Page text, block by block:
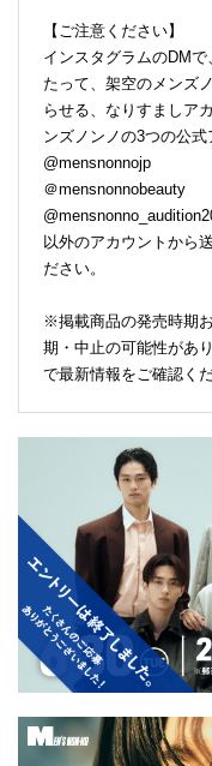
【ご注意ください】
インスタグラムのDM
たって、架空のメンズ
らせる、なりすましア
ンズノンノの3つの公式
@mensnonnojp
＠mensnonnobeauty
以外のアカウントから
ださい。
※掲載商品の発売時期
期・中止の可能性があ
で最新情報をご確認くだ